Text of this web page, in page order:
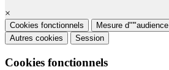
×
Cookies fonctionnels Mesure d"'"audience
Autres cookies
Session
Cookies fonctionnels